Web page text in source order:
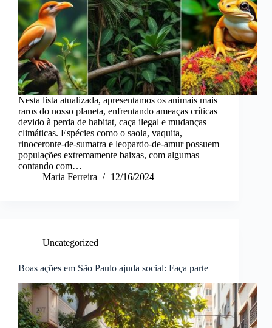
Nesta lista atualizada, apresentamos os animais mais
raros do nosso planeta, enfrentando ameaças críticas
devido à perda de habitat, caça ilegal e mudanças
climáticas. Espécies como o saola, vaquita,
rinoceronte-de-sumatra e leopardo-de-amur possuem
populações extremamente baixas, com algumas
contando com…
Maria Ferreira
12/16/2024
Uncategorized
Boas ações em São Paulo ajuda social: Faça parte